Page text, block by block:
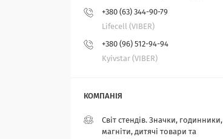
+380 (63) 344-90-79
Lifecell (VIBER)
+380 (96) 512-94-94
Kyivstar (VIBER)
Світ стендів. Значки, годинники,
магніти, дитячі товари та